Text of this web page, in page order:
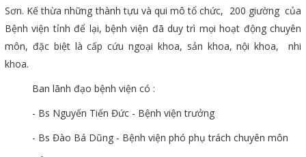
Sơn. Kế thừa những thành tựu và qui mô tổ chức, 200 giường của
Bệnh viện tỉnh để lại, bệnh viện đã duy trì mọi hoạt động chuyên
môn, đặc biệt là cấp cứu ngoại khoa, sản khoa, nội khoa, nhi
khoa.
Ban lãnh đạo bệnh viện có :
- Bs Nguyến Tiến Đức - Bệnh viện trưởng
- Bs Đào Bá Dũng - Bệnh viện phó phụ trách chuyên môn